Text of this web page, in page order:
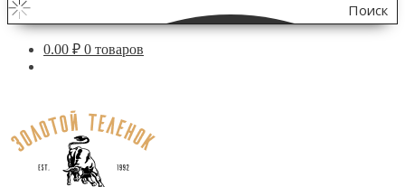
Поиск
по
0.00 ₽ 0 товаров
навигации
содержимому